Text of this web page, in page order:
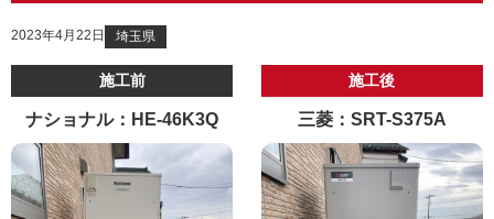
2023年4月22日 埼玉県
施工前
ナショナル：HE-46K3Q
施工後
三菱：SRT-S375A